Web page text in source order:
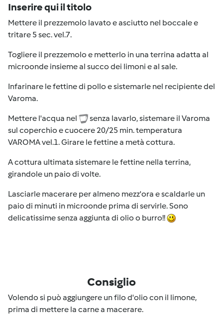
Inserire qui il titolo
Mettere il prezzemolo lavato e asciutto nel boccale e
tritare 5 sec. vel.7.
Togliere il prezzemolo e metterlo in una terrina adatta al
microonde insieme al succo dei limoni e al sale.
Infarinare le fettine di pollo e sistemarle nel recipiente del
Varoma.
Mettere l'acqua nel
senza lavarlo, sistemare il Varoma
sul coperchio e cuocere 20/25 min. temperatura
VAROMA vel.1. Girare le fettine a metà cottura.
A cottura ultimata sistemare le fettine nella terrina,
girandole un paio di volte.
Lasciarle macerare per almeno mezz'ora e scaldarle un
paio di minuti in microonde prima di servirle. Sono
delicatissime senza aggiunta di olio o burro!!
Consiglio
Volendo si può aggiungere un filo d'olio con il limone,
prima di mettere la carne a macerare.